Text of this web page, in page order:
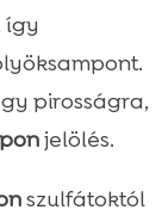
így
pirosságra,
jelölés.
szulfátoktól